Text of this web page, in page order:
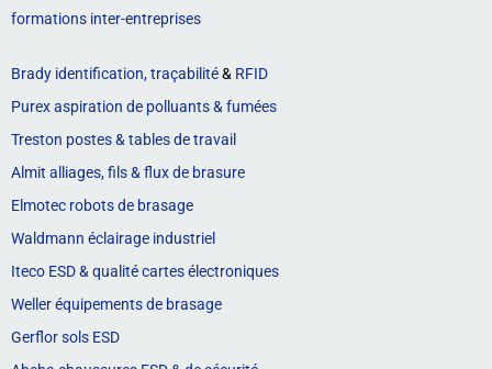
formations inter-entreprises
Brady identification, traçabilité& RFID
Purex aspiration de polluants & fumées
Treston postes & tables de travail
Almit alliages, fils & flux de brasure
Elmotec robots de brasage
Waldmann éclairage industriel
Iteco ESD & qualité cartes électroniques
Weller équipements de brasage
Gerflor sols ESD